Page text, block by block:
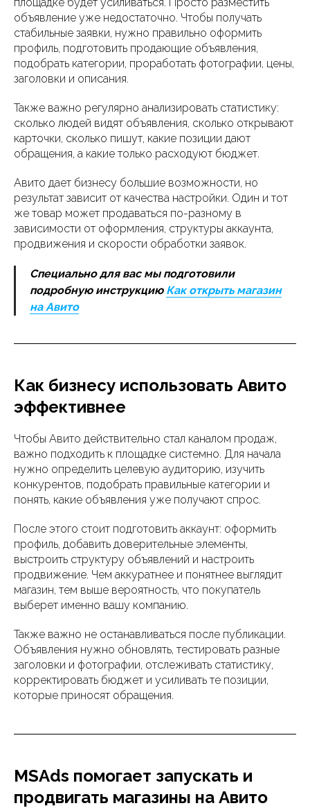
объявление уже недостаточно. Чтобы получать
стабильные заявки, нужно правильно оформить
профиль, подготовить продающие объявления,
подобрать категории, проработать фотографии, цены,
заголовки и описания.
Также важно регулярно анализировать статистику:
сколько людей видят объявления, сколько открывают
карточки, сколько пишут, какие позиции дают
обращения, а какие только расходуют бюджет.
Авито дает бизнесу большие возможности, но
результат зависит от качества настройки. Один и тот
же товар может продаваться по-разному в
зависимости от оформления, структуры аккаунта,
продвижения и скорости обработки заявок.
Специально для вас мы подготовили
подробную инструкцию Как открыть магазин
на Авито
Как бизнесу использовать Авито
эффективнее
Чтобы Авито действительно стал каналом продаж,
важно подходить к площадке системно. Для начала
нужно определить целевую аудиторию, изучить
конкурентов, подобрать правильные категории и
понять, какие объявления уже получают спрос.
После этого стоит подготовить аккаунт: оформить
профиль, добавить доверительные элементы,
выстроить структуру объявлений и настроить
продвижение. Чем аккуратнее и понятнее выглядит
магазин, тем выше вероятность, что покупатель
выберет именно вашу компанию.
Также важно не останавливаться после публикации.
Объявления нужно обновлять, тестировать разные
заголовки и фотографии, отслеживать статистику,
корректировать бюджет и усиливать те позиции,
которые приносят обращения.
MSAds помогает запускать и
продвигать магазины на Авито